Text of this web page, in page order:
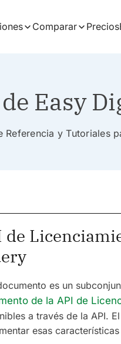
Comparar Precios
Easy
Referencia y Tutoriales
de
es un
de la API de
a través de la API.
esas